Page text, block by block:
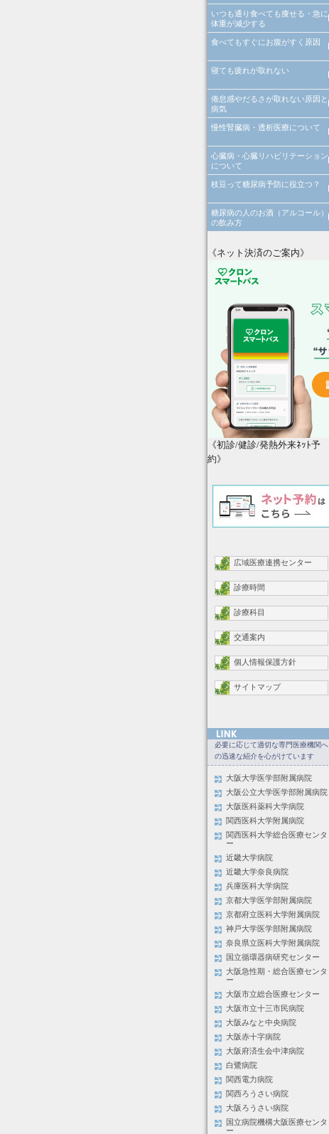
いつも通り食べても痩せる・急に
体重が減少する
食べてもすぐにお腹がすく原因
寝ても疲れが取れない
倦怠感やだるさが取れない原因と
病気
慢性腎臓病・透析医療について
心臓病・心臓リハビリテーション
について
枝豆って糖尿病予防に役立つ？
糖尿病の人のお酒（アルコール）
の飲み方
《ネット決済のご案内》
《初診/健診/発熱外来ﾈｯﾄ予
約》
広域医療連携センター
診療時間
診療科目
交通案内
個人情報保護方針
サイトマップ
必要に応じて適切な専門医療機関へ
の迅速な紹介を心がけています
大阪大学医学部附属病院
大阪公立大学医学部附属病院
大阪医科薬科大学病院
関西医科大学附属病院
関西医科大学総合医療センタ
ー
近畿大学病院
近畿大学奈良病院
兵庫医科大学病院
京都大学医学部附属病院
京都府立医科大学附属病院
神戸大学医学部附属病院
奈良県立医科大学附属病院
国立循環器病研究センター
大阪急性期・総合医療センタ
ー
大阪市立総合医療センター
大阪市立十三市民病院
大阪みなと中央病院
大阪赤十字病院
大阪府済生会中津病院
白鷺病院
関西電力病院
関西ろうさい病院
大阪ろうさい病院
国立病院機構大阪医療センタ
ー